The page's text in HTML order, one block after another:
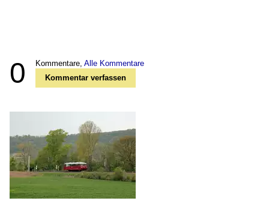
0 Kommentare, Alle Kommentare
Kommentar verfassen